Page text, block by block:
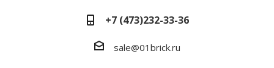
+7 (473)232-33-36
sale@01brick.ru